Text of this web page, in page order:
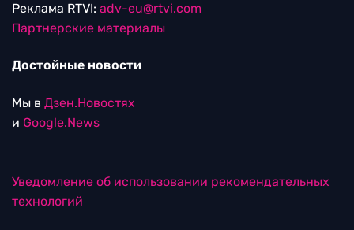
Реклама RTVI: adv-eu@rtvi.com
Партнерские материалы
Достойные новости
Мы в Дзен.Новостях
и Google.News
Уведомление об использовании рекомендательных
технологий